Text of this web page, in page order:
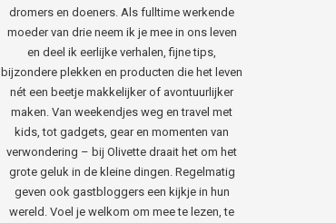
dromers en doeners. Als fulltime werkende
moeder van drie neem ik je mee in ons leven
en deel ik eerlijke verhalen, fijne tips,
bijzondere plekken en producten die het leven
nét een beetje makkelijker of avontuurlijker
maken. Van weekendjes weg en travel met
kids, tot gadgets, gear en momenten van
verwondering – bij Olivette draait het om het
grote geluk in de kleine dingen. Regelmatig
geven ook gastbloggers een kijkje in hun
wereld. Voel je welkom om mee te lezen, te